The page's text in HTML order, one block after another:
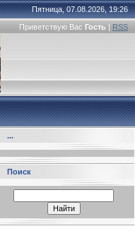
Пятница, 07.08.2026, 19:26
Приветствую Вас Гость | RSS
...
Поиск